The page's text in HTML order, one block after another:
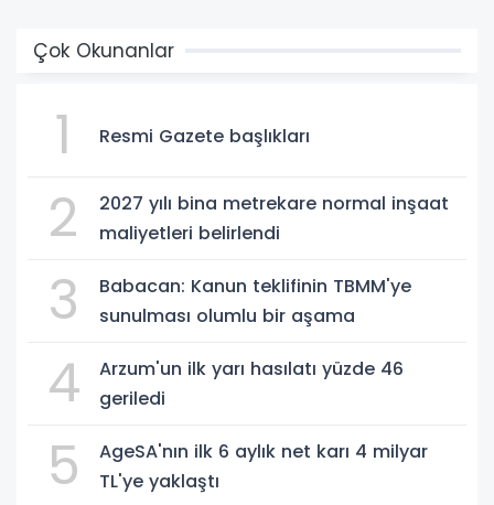
Çok Okunanlar
1 Resmi Gazete başlıkları
2
2027 yılı bina metrekare normal inşaat
maliyetleri belirlendi
3
Babacan: Kanun teklifinin TBMM'ye
sunulması olumlu bir aşama
4
Arzum'un ilk yarı hasılatı yüzde 46
geriledi
5
AgeSA'nın ilk 6 aylık net karı 4 milyar
TL'ye yaklaştı